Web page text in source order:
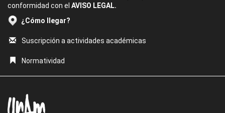
conformidad con el AVISO LEGAL.
¿Cómo llegar?
Suscripción a actividades académicas
Normatividad